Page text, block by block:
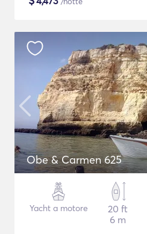
Obe & Carmen 625
Yacht a motore
20 ft
6 m